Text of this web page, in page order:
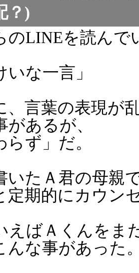
？)
のLINEを読んで
いな一言」
、言葉の表現が
があるが、
らず」だ。
いたＡ君の母親
定期的にカウン
えばＡくんをま
んな事があった